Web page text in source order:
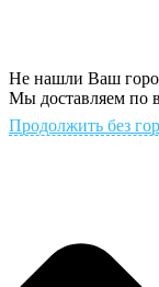
Не нашли Ваш
Мы доставляем по
Продолжить без